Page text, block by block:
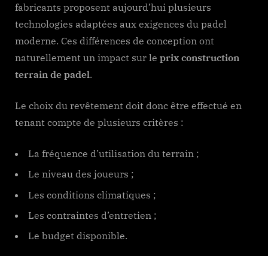
fabricants proposent aujourd’hui plusieurs
technologies adaptées aux exigences du padel
moderne. Ces différences de conception ont
naturellement un impact sur le prix construction
terrain de padel.
Le choix du revêtement doit donc être effectué en
tenant compte de plusieurs critères :
La fréquence d’utilisation du terrain ;
Le niveau des joueurs ;
Les conditions climatiques ;
Les contraintes d’entretien ;
Le budget disponible.